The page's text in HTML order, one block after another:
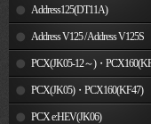
Address125(DT11A)
Address V125 / Address V125S
PCX(JK05-12～)・
～) PCX(JK05)・PCX160(KF47)
PCX e:HEV(JK06)